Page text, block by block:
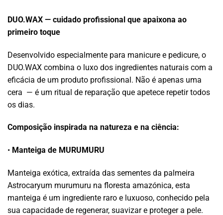
DUO.WAX — cuidado profissional que apaixona ao
primeiro toque
Desenvolvido especialmente para manicure e pedicure, o
DUO.WAX combina o luxo dos ingredientes naturais com a
eficácia de um produto profissional. Não é apenas uma
cera — é um ritual de reparação que apetece repetir todos
os dias.
Composição inspirada na natureza e na ciência:
• Manteiga de MURUMURU
Manteiga exótica, extraída das sementes da palmeira
Astrocaryum murumuru na floresta amazónica, esta
manteiga é um ingrediente raro e luxuoso, conhecido pela
sua capacidade de regenerar, suavizar e proteger a pele.